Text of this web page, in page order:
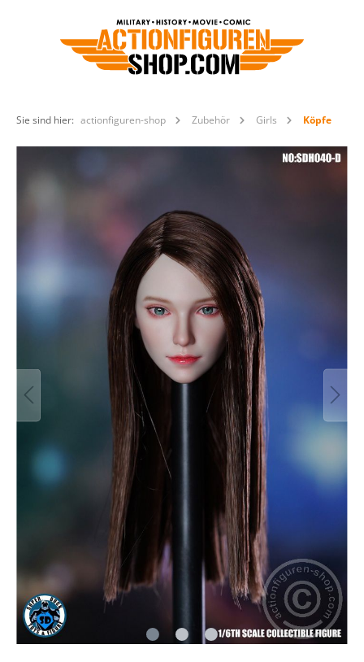
Sie sind hier: actionfiguren-shop Zubehör Girls Köpfe